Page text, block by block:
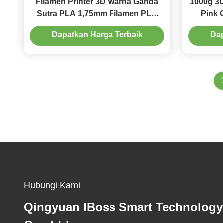
Filamen Printer 3D Warna Ganda
Sutra PLA 1,75mm Filamen PLA
1kg Hijau Impian
Dapatkan Harga Terbaik
1000g
Pink
Hubungi Kami
Qingyuan IBoss Smart Technology